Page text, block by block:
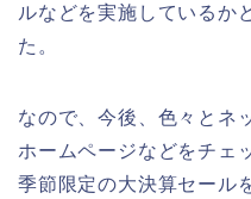
ルなどを実施しているか
た。
なので、今後、色々とネ
ホームページなどをチェ
季節限定の大決算セール